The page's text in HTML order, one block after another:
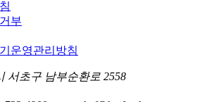
부
운영관리방침
서초구 남부순환로 2558